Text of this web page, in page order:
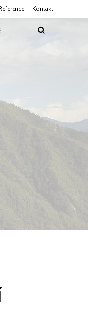
Kontakt